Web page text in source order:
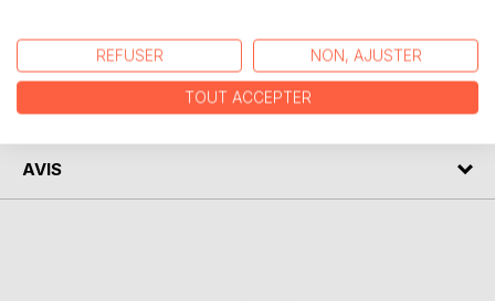
AUTEUR(S)
CRITIQUES PRESSE
AVIS
REFUSER NON, AJUSTER
TOUT ACCEPTER